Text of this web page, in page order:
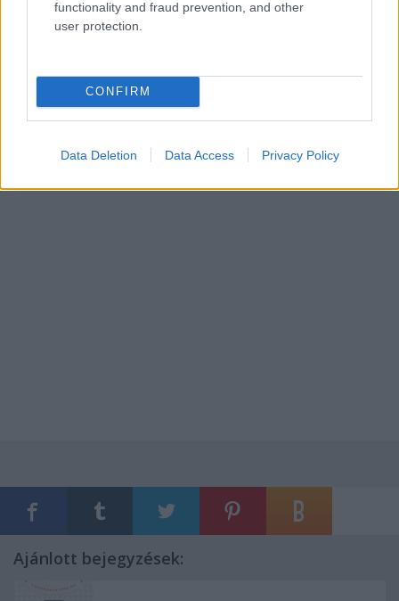
functionality and fraud prevention, and other
user protection.
CONFIRM
Data Deletion Data Access Privacy Policy
Ajánlott bejegyzések: